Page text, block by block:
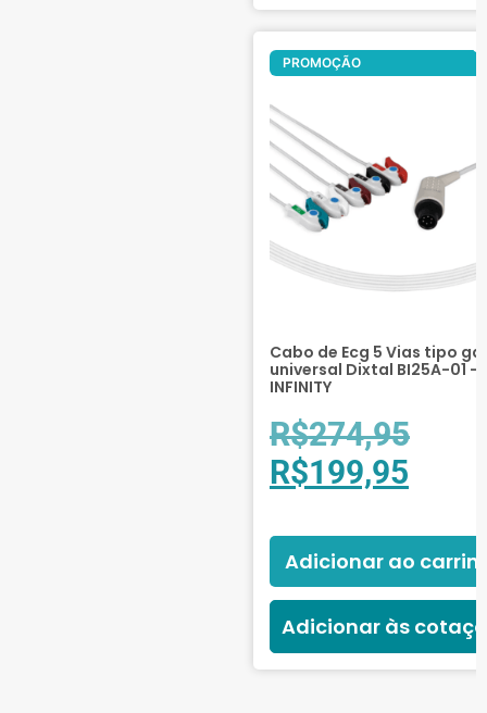
PROMOÇÃO
Cabo de Ecg 5 Vias tipo
universal Dixtal BI25A-01 –
INFINITY
R$274,95
R$199,95
Adicionar ao
Adicionar às